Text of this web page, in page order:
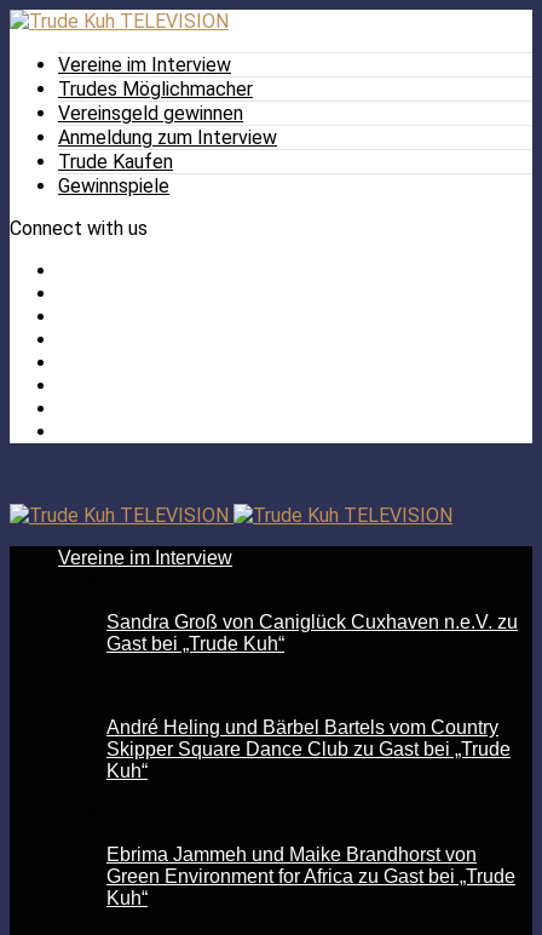
Vereine im Interview
Trudes Möglichmacher
Vereinsgeld gewinnen
Anmeldung zum Interview
Trude Kaufen
Gewinnspiele
Connect with us
Vereine im Interview
Sandra Groß von Caniglück Cuxhaven n.e.V. zu
Gast bei „Trude Kuh“
André Heling und Bärbel Bartels vom Country
Skipper Square Dance Club zu Gast bei „Trude
Kuh“
Ebrima Jammeh und Maike Brandhorst von
Green Environment for Africa zu Gast bei „Trude
Kuh“